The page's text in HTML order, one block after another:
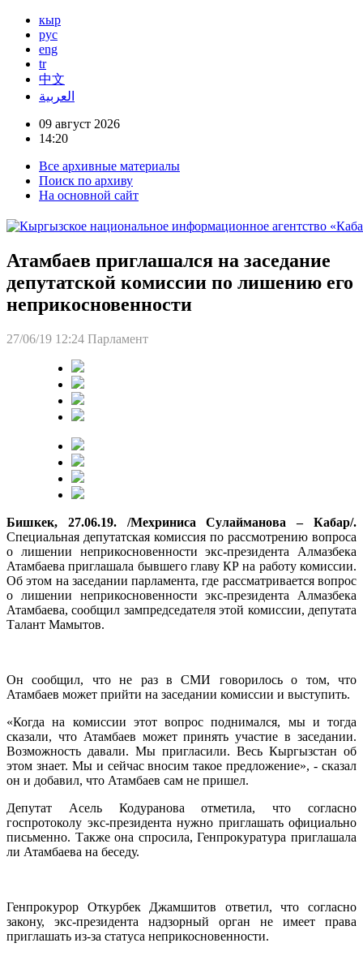
кыр
рус
eng
tr
中文
العربية
09 август 2026
14:20
Все архивные материалы
Поиск по архиву
На основной сайт
Атамбаев приглашался на заседание
депутатской комиссии по лишению его
неприкосновенности
27/06/19 12:24 Парламент
Бишкек, 27.06.19. /Мехриниса Сулайманова – Кабар/.
Специальная депутатская комиссия по рассмотрению вопроса
о лишении неприкосновенности экс-президента Алмазбека
Атамбаева приглашала бывшего главу КР на работу комиссии.
Об этом на заседании парламента, где рассматривается вопрос
о лишении неприкосновенности экс-президента Алмазбека
Атамбаева, сообщил зампредседателя этой комиссии, депутата
Талант Мамытов.
Он сообщил, что не раз в СМИ говорилось о том, что
Атамбаев может прийти на заседании комиссии и выступить.
«Когда на комиссии этот вопрос поднимался, мы и тогда
сказали, что Атамбаев может принять участие в заседании.
Возможность давали. Мы пригласили. Весь Кыргызстан об
этом знает. Мы и сейчас вносим такое предложение», - сказал
он и добавил, что Атамбаев сам не пришел.
Депутат Асель Кодуранова отметила, что согласно
госпротоколу экс-президента нужно приглашать официально
письменно. Также она спросила, Генпрокуратура приглашала
ли Атамбаева на беседу.
Генпрокурор Откурбек Джамшитов ответил, что согласно
закону, экс-президента надзорный орган не имеет права
приглашать из-за статуса неприкосновенности.